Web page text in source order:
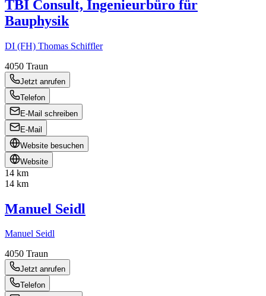
TBI Consult, Ingenieurbüro für
Bauphysik
DI (FH) Thomas Schiffler
4050 Traun
Jetzt anrufen
Telefon
E-Mail schreiben
E-Mail
Website besuchen
Website
14 km
14 km
Manuel Seidl
Manuel Seidl
4050 Traun
Jetzt anrufen
Telefon